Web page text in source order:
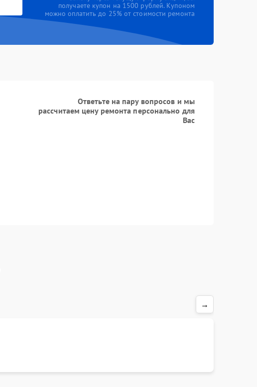
получаете купон на 1500 рублей. Купоном
можно оплатить до 25% от стоимости ремонта
Ответьте на пару вопросов и мы
рассчитаем цену ремонта персонально для
Вас
→